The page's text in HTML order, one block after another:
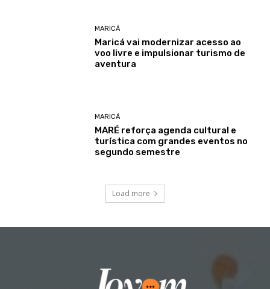
MARICÁ
Maricá vai modernizar acesso ao
voo livre e impulsionar turismo de
aventura
MARICÁ
MARÉ reforça agenda cultural e
turística com grandes eventos no
segundo semestre
Load more